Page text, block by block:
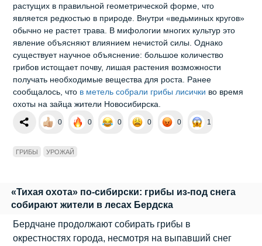
растущих в правильной геометрической форме, что
является редкостью в природе. Внутри «ведьминых кругов»
обычно не растет трава. В мифологии многих культур это
явление объясняют влиянием нечистой силы. Однако
существует научное объяснение: большое количество
грибов истощает почву, лишая растения возможности
получать необходимые вещества для роста. Ранее
сообщалось, что в метель собрали грибы лисички во время
охоты на зайца жители Новосибирска.
0 0 0 0 0 1
ГРИБЫ УРОЖАЙ
«Тихая охота» по-сибирски: грибы из-под снега
собирают жители в лесах Бердска
Бердчане продолжают собирать грибы в
окрестностях города, несмотря на выпавший снег